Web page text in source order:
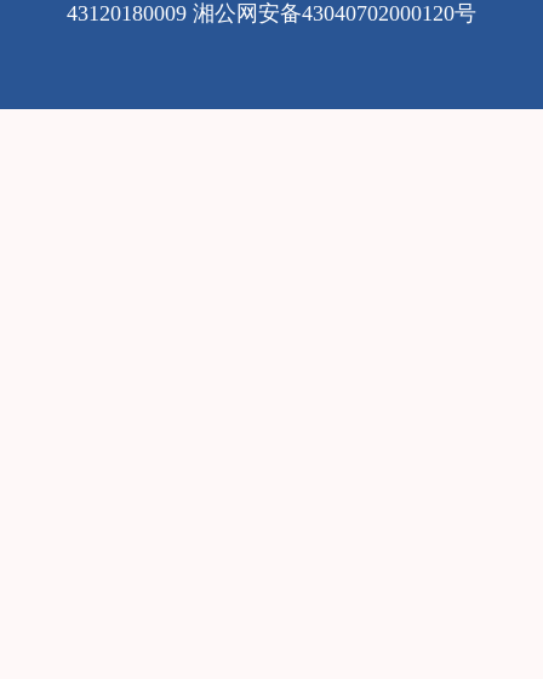
43120180009 湘公网安备43040702000120号